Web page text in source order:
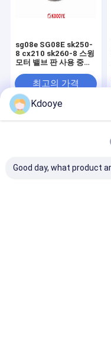
sg08e SG08E sk250-
8 cx210 sk260-8 스윙
모터 밸브 판 사용 중국
최고의 가격
사이
Machinery
Kdooye
Good day, what product